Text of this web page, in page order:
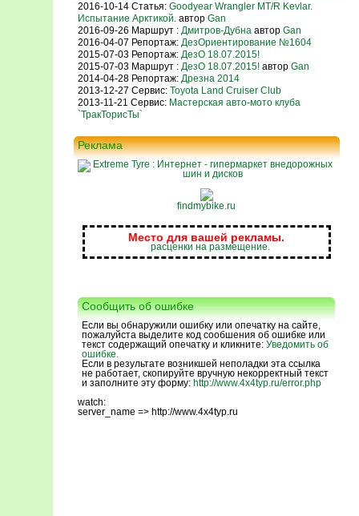
2016-10-14 Статья: Goodyear Wrangler MT/R Kevlar.
Испытание Арктикой.автор Gan
2016-09-26 Маршрут : Дмитров-Дубнаавтор Gan
2016-04-07 Репортаж: ДезОриентирование №1604
2015-07-03 Репортаж: ДезО 18.07.2015!
2015-07-03 Маршрут : ДезО 18.07.2015! автор Gan
2014-04-28 Репортаж: Дрезна 2014
2013-12-27 Сервис: Toyota Land Cruiser Club
2013-11-21 Сервис: Мастерская авто-мото клуба
`ТракТорисТы`
Реклама
findmybike.ru
Место для вашей рекламы.
расценки на размещение.
Сообщить об ошибке
Если вы обнаружили ошибку или опечатку на сайте,
пожалуйста выделите код сообшения об ошибке или
текст содержащий опечатку и кликните: Уведомить об
ошибке.
Если в результате возникшей неполадки эта ссылка
не работает, скопируйте вручную некорректный текст
и заполните эту форму: http://www.4x4typ.ru/error.php
watch:
server_name => http://www.4x4typ.ru